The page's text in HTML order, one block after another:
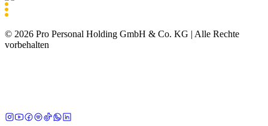
© 2026 Pro Personal Holding GmbH & Co. KG | Alle Rechte
vorbehalten